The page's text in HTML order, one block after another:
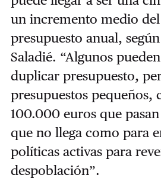
un incremento medio del
presupuesto anual,
Saladié. “Algunos
duplicar presupuesto,
presupuestos pequeños,
100.000 euros que
que no llega como para
políticas activas para
despoblación”.